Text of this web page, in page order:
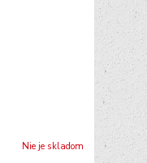
Nie je skladom